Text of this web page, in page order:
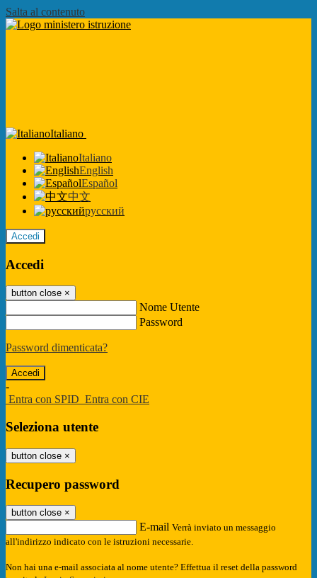
Salta al contenuto
Italiano
Italiano
English
Español
中文
русский
Accedi
Accedi
button close ×
Nome Utente
Password
Password dimenticata?
-
Entra con SPID Entra con CIE
Seleziona utente
button close ×
Recupero password
button close ×
E-mail Verrà inviato un messaggio
all'indirizzo indicato con le istruzioni necessarie.
Non hai una e-mail associata al nome utente? Effettua il reset della password